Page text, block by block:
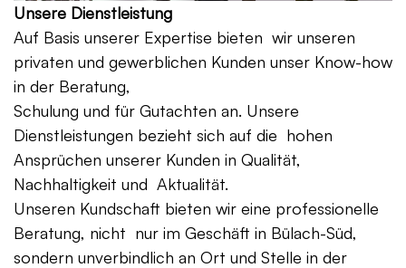
Unsere Dienstleistung
Auf Basis unserer Expertise bieten wir unseren
privaten und gewerblichen Kunden unser Know-how
in der Beratung,
Schulung und für Gutachten an. Unsere
Dienstleistungen bezieht sich auf die hohen
Ansprüchen unserer Kunden in Qualität,
Nachhaltigkeit und Aktualität.
Unseren Kundschaft bieten wir eine professionelle
Beratung, nicht nur im Geschäft in Bülach-Süd,
sondern unverbindlich an Ort und Stelle in der